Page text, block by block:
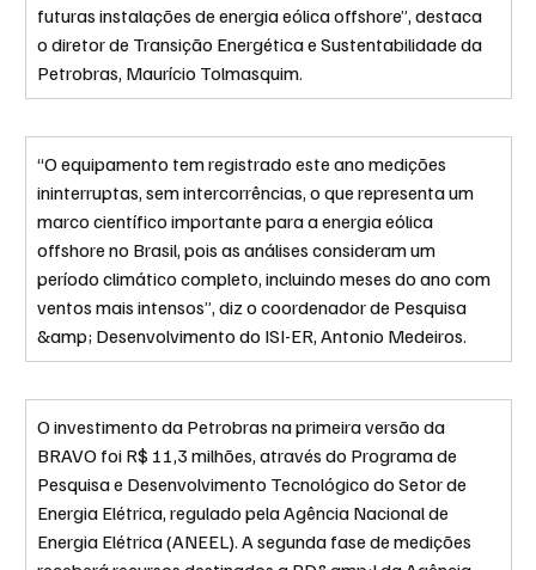
futuras instalações de energia eólica offshore”, destaca
o diretor de Transição Energética e Sustentabilidade da
Petrobras, Maurício Tolmasquim.
“O equipamento tem registrado este ano medições
ininterruptas, sem intercorrências, o que representa um
marco científico importante para a energia eólica
offshore no Brasil, pois as análises consideram um
período climático completo, incluindo meses do ano com
ventos mais intensos”, diz o coordenador de Pesquisa
&amp; Desenvolvimento do ISI-ER, Antonio Medeiros.
O investimento da Petrobras na primeira versão da
BRAVO foi R$ 11,3 milhões, através do Programa de
Pesquisa e Desenvolvimento Tecnológico do Setor de
Energia Elétrica, regulado pela Agência Nacional de
Energia Elétrica (ANEEL). A segunda fase de medições